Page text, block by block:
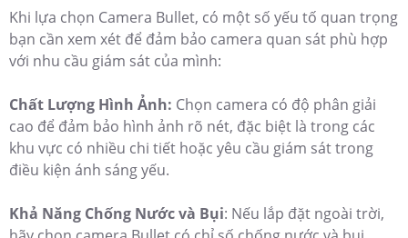
Khi lựa chọn Camera Bullet, có một số yếu tố quan trọng
bạn cần xem xét để đảm bảo camera quan sát phù hợp
với nhu cầu giám sát của mình:
Chất Lượng Hình Ảnh: Chọn camera có độ phân giải
cao để đảm bảo hình ảnh rõ nét, đặc biệt là trong các
khu vực có nhiều chi tiết hoặc yêu cầu giám sát trong
điều kiện ánh sáng yếu.
Khả Năng Chống Nước và Bụi: Nếu lắp đặt ngoài trời,